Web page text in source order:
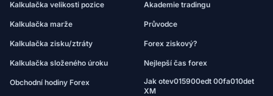
Kalkulačka velikosti pozice
Kalkulačka marže
Kalkulačka zisku/ztráty
Kalkulačka složeného úroku
Obchodní hodiny Forex
Akademie tradingu
Průvodce
Forex ziskový?
Nejlepší čas forex
Jak otev015900edt 00fa010det
XM